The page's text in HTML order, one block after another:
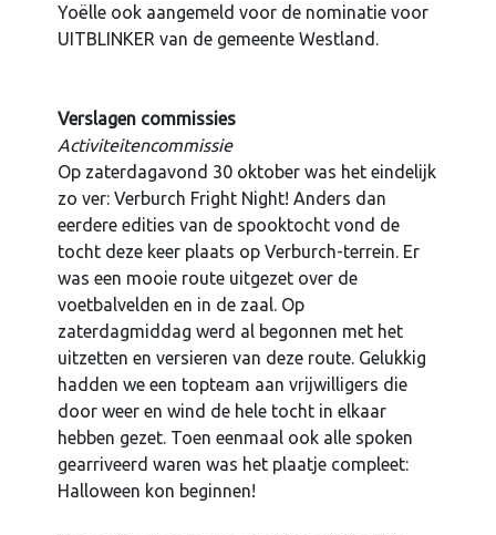
Yoëlle ook aangemeld voor de nominatie voor
UITBLINKER van de gemeente Westland.
Verslagen commissies
Activiteitencommissie
Op zaterdagavond 30 oktober was het eindelijk
zo ver: Verburch Fright Night! Anders dan
eerdere edities van de spooktocht vond de
tocht deze keer plaats op Verburch-terrein. Er
was een mooie route uitgezet over de
voetbalvelden en in de zaal. Op
zaterdagmiddag werd al begonnen met het
uitzetten en versieren van deze route. Gelukkig
hadden we een topteam aan vrijwilligers die
door weer en wind de hele tocht in elkaar
hebben gezet. Toen eenmaal ook alle spoken
gearriveerd waren was het plaatje compleet:
Halloween kon beginnen!